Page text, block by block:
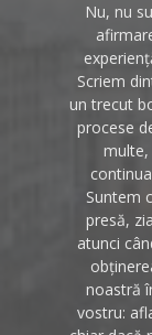
Nu, nu
Scriem
un trecut
procese
multe,
Suntem
presă,
atunci
noastră
vostru: